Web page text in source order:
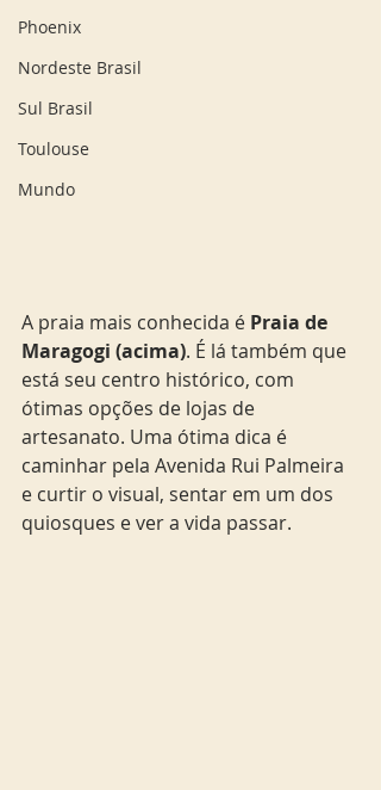
Phoenix
Nordeste Brasil
Sul Brasil
Toulouse
Mundo
A praia mais conhecida é Praia de
Maragogi (acima). É lá também que
está seu centro histórico, com
ótimas opções de lojas de
artesanato. Uma ótima dica é
caminhar pela Avenida Rui Palmeira
e curtir o visual, sentar em um dos
quiosques e ver a vida passar.